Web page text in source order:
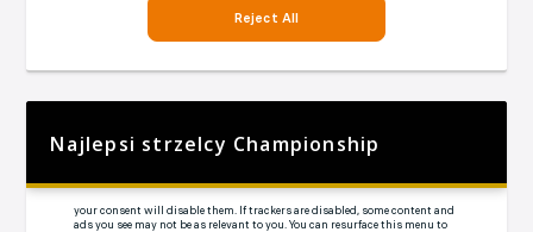
Najlepsi strzelcy Championship